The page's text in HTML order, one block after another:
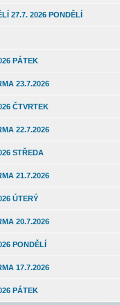
27.7. 2026 PONDĚLÍ
PÁTEK
23.7.2026
ČTVRTEK
22.7.2026
STŘEDA
21.7.2026
ÚTERÝ
20.7.2026
PONDĚLÍ
17.7.2026
PÁTEK